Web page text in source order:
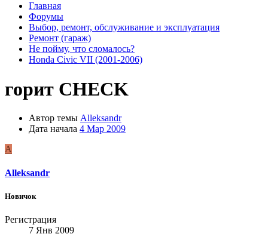
Главная
Форумы
Выбор, ремонт, обслуживание и эксплуатация
Ремонт (гараж)
Не пойму, что сломалось?
Honda Civic VII (2001-2006)
горит CHECK
Автор темы Alleksandr
Дата начала 4 Мар 2009
A
Alleksandr
Новичок
Регистрация
7 Янв 2009